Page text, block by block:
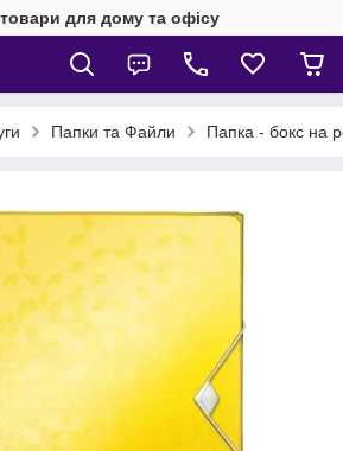
для дому та офісу
Папки та Файли Папка - бокс на